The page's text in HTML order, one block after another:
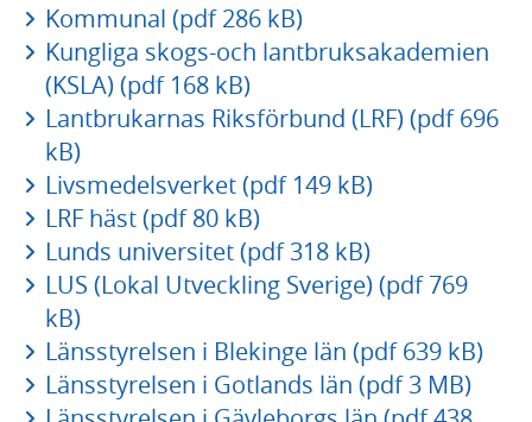
Kommunal (pdf 286 kB)
Kungliga skogs-och lantbruksakademien
(KSLA) (pdf 168 kB)
Lantbrukarnas Riksförbund (LRF) (pdf 696
kB)
Livsmedelsverket (pdf 149 kB)
LRF häst (pdf 80 kB)
Lunds universitet (pdf 318 kB)
LUS (Lokal Utveckling Sverige) (pdf 769
kB)
Länsstyrelsen i Blekinge län (pdf 639 kB)
Länsstyrelsen i Gotlands län (pdf 3 MB)